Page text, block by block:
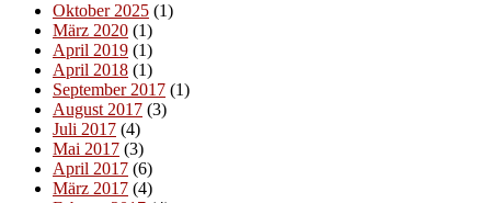
Oktober 2025 (1)
März 2020 (1)
April 2019 (1)
April 2018 (1)
September 2017 (1)
August 2017 (3)
Juli 2017 (4)
Mai 2017 (3)
April 2017 (6)
März 2017 (4)